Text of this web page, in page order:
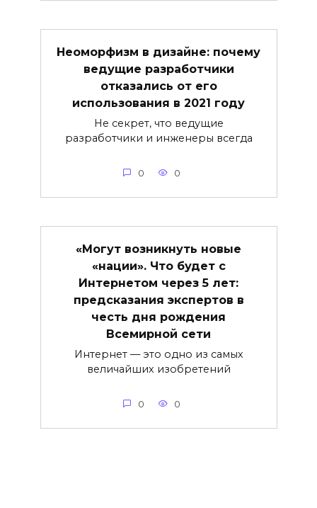
Неоморфизм в дизайне: почему
ведущие разработчики
отказались от его
использования в 2021 году
Не секрет, что ведущие
разработчики и инженеры всегда
0 0
«Могут возникнуть новые
«нации». Что будет с
Интернетом через 5 лет:
предсказания экспертов в
честь дня рождения
Всемирной сети
Интернет — это одно из самых
величайших изобретений
0 0